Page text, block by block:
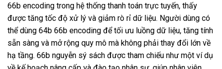
66b encoding trong hệ thống thanh toán trực tuyến, thấy
được tăng tốc độ xử lý và giảm rò rỉ dữ liệu. Người dùng có
thể dùng 64b 66b encoding để tối ưu luồng dữ liệu, tăng tính
sẵn sàng và mở rộng quy mô mà không phải thay đổi lớn về
hạ tầng. 66b nguyễn sý sách được tham chiếu như một ví dụ